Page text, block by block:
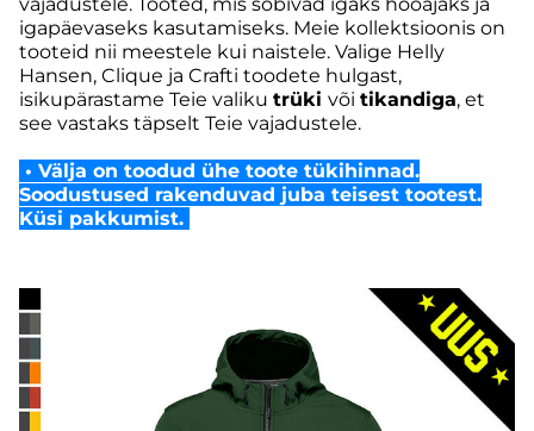
igapäevaseks kasutamiseks. Meie kollektsioonis on
tooteid nii meestele kui naistele. Valige Helly
Hansen, Clique ja Crafti toodete hulgast,
isikupärastame Teie valiku trüki või tikandiga, et
see vastaks täpselt Teie vajadustele.
• Välja on toodud ühe toote tükihinnad.
Soodustused rakenduvad juba teisest tootest.
Küsi pakkumist.